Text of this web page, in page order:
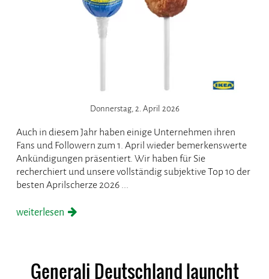
Donnerstag, 2. April 2026
Auch in diesem Jahr haben einige Unternehmen ihren
Fans und Followern zum 1. April wieder bemerkenswerte
Ankündigungen präsentiert. Wir haben für Sie
recherchiert und unsere vollständig subjektive Top 10 der
besten Aprilscherze 2026 ...
weiterlesen
Generali Deutschland launcht